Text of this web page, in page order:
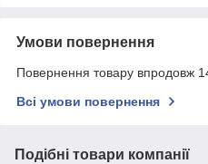
Умови повернення
Повернення товару впродовж
Всі умови повернення
Подібні товари компанії